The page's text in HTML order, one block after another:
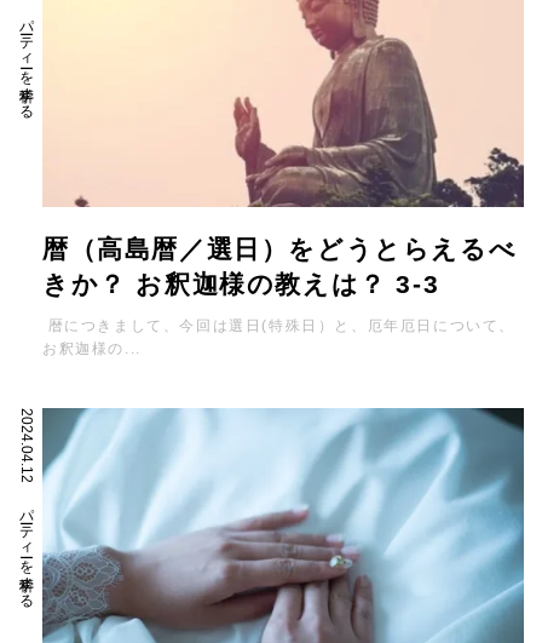
パーティーを科学する
暦（高島暦／選日）をどうとらえるべ
きか？ お釈迦様の教えは？ 3-3
暦につきまして、今回は選日(特殊日）と、厄年厄日について、
お釈迦様の...
2024.04.12
パーティーを科学する